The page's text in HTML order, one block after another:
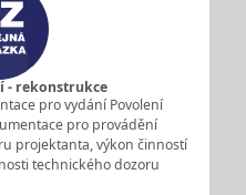
- rekonstrukce
pro vydání Povolení
pro provádění
projektanta, výkon činností
technického dozoru